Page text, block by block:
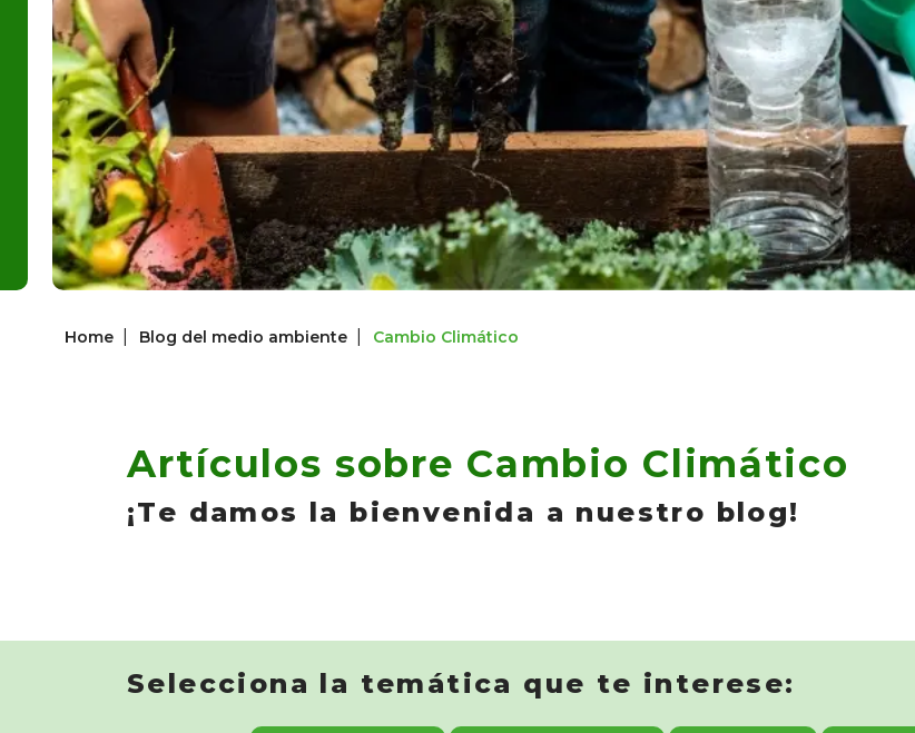
Home Blog del medio ambiente Cambio Climático
Artículos sobre Cambio Climático
¡Te damos la bienvenida a nuestro blog!
Selecciona la temática que te interese: